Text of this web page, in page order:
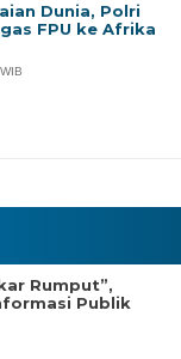
Rumput”,
Publik
Dunia, Polri
FPU ke Afrika